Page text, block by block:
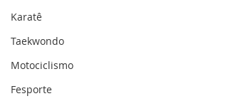
Karatê
Taekwondo
Motociclismo
Fesporte